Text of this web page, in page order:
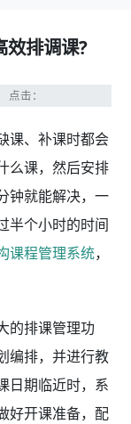
效排调课?
点击：
课、补课时都会
么课，然后安排
钟就能解决，一
半个小时的时间
课程管理系统，
的排课管理功
编排，并进行教
日期临近时，系
好开课准备，配